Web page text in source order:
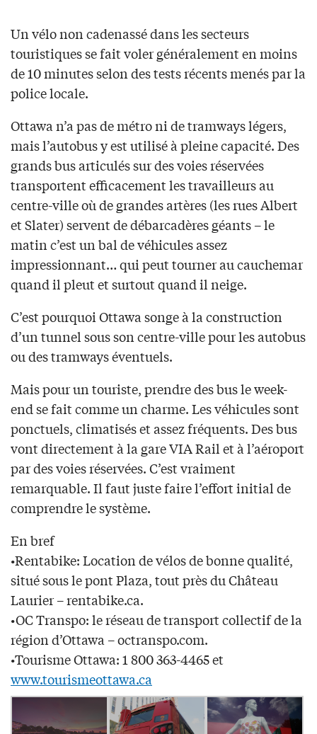
Un vélo non cadenassé dans les secteurs
touristiques se fait voler généralement en moins
de 10 minutes selon des tests récents menés par la
police locale.
Ottawa n’a pas de métro ni de tramways légers,
mais l’autobus y est utilisé à pleine capacité. Des
grands bus articulés sur des voies réservées
transportent efficacement les travailleurs au
centre-ville où de grandes artères (les rues Albert
et Slater) servent de débarcadères géants – le
matin c’est un bal de véhicules assez
impressionnant… qui peut tourner au cauchemar
quand il pleut et surtout quand il neige.
C’est pourquoi Ottawa songe à la construction
d’un tunnel sous son centre-ville pour les autobus
ou des tramways éventuels.
Mais pour un touriste, prendre des bus le week-
end se fait comme un charme. Les véhicules sont
ponctuels, climatisés et assez fréquents. Des bus
vont directement à la gare VIA Rail et à l’aéroport
par des voies réservées. C’est vraiment
remarquable. Il faut juste faire l’effort initial de
comprendre le système.
En bref
•Rentabike: Location de vélos de bonne qualité,
situé sous le pont Plaza, tout près du Château
Laurier – rentabike.ca.
•OC Transpo: le réseau de transport collectif de la
région d’Ottawa – octranspo.com.
•Tourisme Ottawa: 1 800 363-4465 et
www.tourismeottawa.ca